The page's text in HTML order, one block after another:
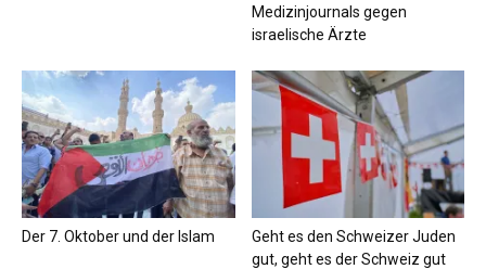
Medizinjournals gegen
israelische Ärzte
Der 7. Oktober und der Islam
Geht es den Schweizer Juden
gut, geht es der Schweiz gut